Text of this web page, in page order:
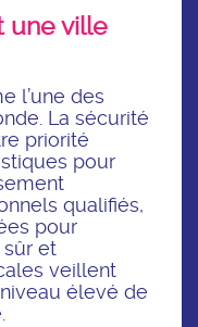
une ville
l’une des
La sécurité
priorité
pour
qualifiés,
pour
sûr et
veillent
élevé de